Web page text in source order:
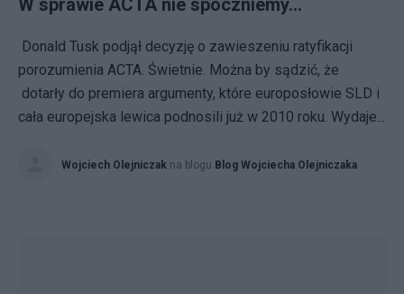
W sprawie ACTA nie spoczniemy...
Donald Tusk podjął decyzję o zawieszeniu ratyfikacji
porozumienia ACTA. Świetnie. Można by sądzić, że
dotarły do premiera argumenty, które europosłowie SLD i
cała europejska lewica podnosili już w 2010 roku. Wydaje...
Wojciech Olejniczak na blogu Blog Wojciecha Olejniczaka